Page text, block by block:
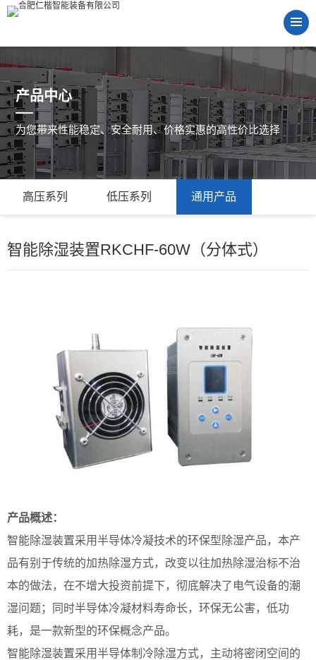
产品中心
为您带来性能稳定、安全耐用、价格实惠的高性价比选择
高压系列 低压系列 通用产品
智能除湿装置RKCHF-60W（分体式）
产品概述：
智能除湿装置采用半导体冷凝技术的环保型除湿产品，本产
品有别于传统的加热除湿方式，改变以往加热除湿治标不治
本的做法，在不增大投资前提下，彻底解决了电气设备的潮
湿问题；同时半导体冷凝材料寿命长，环保无公害，低功
耗，是一款新型的环保概念产品。
智能除湿装置采用半导体制冷除湿方式，主动将密闭空间的